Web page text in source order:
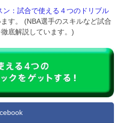
ン：試合で使える４つのドリブル
す。 (NBA選手のスキルなど試合
底解説しています。)